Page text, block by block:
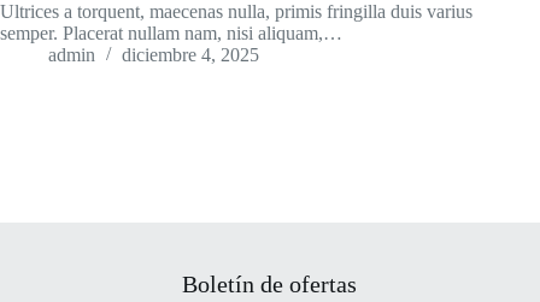
Ultrices a torquent, maecenas nulla, primis fringilla duis varius
semper. Placerat nullam nam, nisi aliquam,…
admin
diciembre 4, 2025
Boletín de ofertas